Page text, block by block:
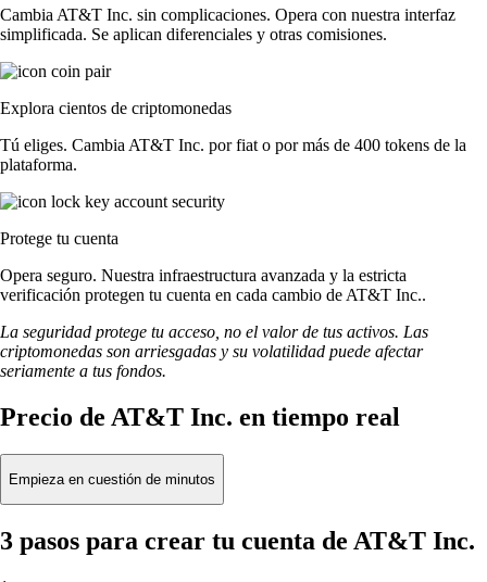
Cambia AT&T Inc. sin complicaciones. Opera con nuestra interfaz
simplificada. Se aplican diferenciales y otras comisiones.
Explora cientos de criptomonedas
Tú eliges. Cambia AT&T Inc. por fiat o por más de 400 tokens de la
plataforma.
Protege tu cuenta
Opera seguro. Nuestra infraestructura avanzada y la estricta
verificación protegen tu cuenta en cada cambio de AT&T Inc..
La seguridad protege tu acceso, no el valor de tus activos. Las
criptomonedas son arriesgadas y su volatilidad puede afectar
seriamente a tus fondos.
Precio de AT&T Inc. en tiempo real
Empieza en cuestión de minutos
3 pasos para crear tu cuenta de AT&T Inc.